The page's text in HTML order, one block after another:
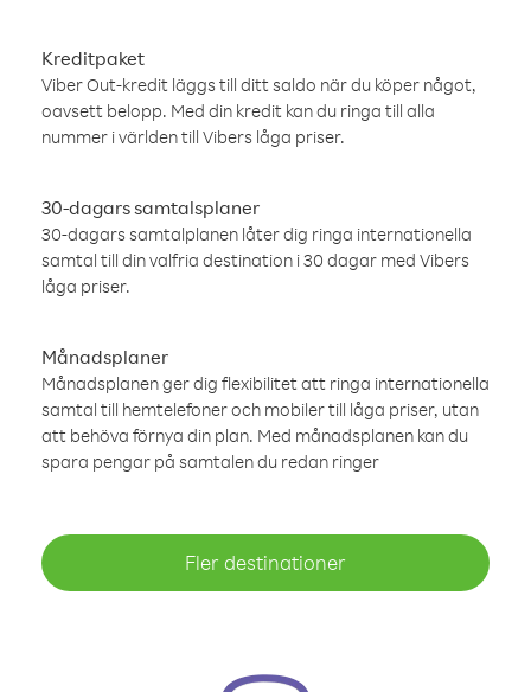
Kreditpaket
Viber Out-kredit läggs till ditt saldo när du köper något,
oavsett belopp. Med din kredit kan du ringa till alla
nummer i världen till Vibers låga priser.
30-dagars samtalsplaner
30-dagars samtalplanen låter dig ringa internationella
samtal till din valfria destination i 30 dagar med Vibers
låga priser.
Månadsplaner
Månadsplanen ger dig flexibilitet att ringa internationella
samtal till hemtelefoner och mobiler till låga priser, utan
att behöva förnya din plan. Med månadsplanen kan du
spara pengar på samtalen du redan ringer
Fler destinationer